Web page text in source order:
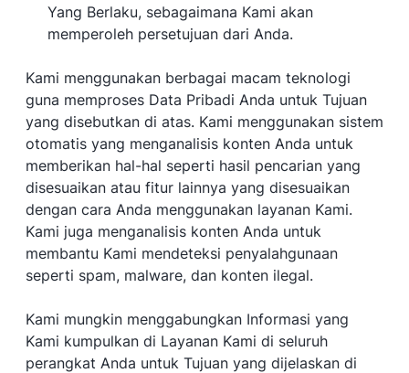
Yang Berlaku, sebagaimana Kami akan
memperoleh persetujuan dari Anda.
Kami menggunakan berbagai macam teknologi
guna memproses Data Pribadi Anda untuk Tujuan
yang disebutkan di atas. Kami menggunakan sistem
otomatis yang menganalisis konten Anda untuk
memberikan hal-hal seperti hasil pencarian yang
disesuaikan atau fitur lainnya yang disesuaikan
dengan cara Anda menggunakan layanan Kami.
Kami juga menganalisis konten Anda untuk
membantu Kami mendeteksi penyalahgunaan
seperti spam, malware, dan konten ilegal.
Kami mungkin menggabungkan Informasi yang
Kami kumpulkan di Layanan Kami di seluruh
perangkat Anda untuk Tujuan yang dijelaskan di